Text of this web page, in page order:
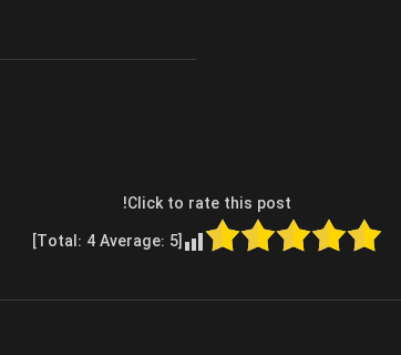
Click to rate this post!
[Total:
4 Average: 5
]